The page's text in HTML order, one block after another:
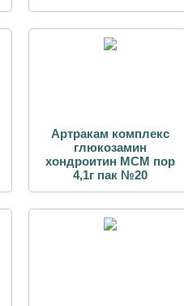
Артракам комплекс
глюкозамин
хондроитин МСМ пор
4,1г пак №20